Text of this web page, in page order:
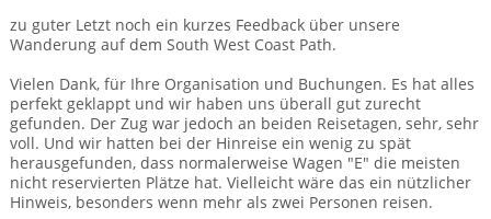
Busrundreisen
Cornwall
England
Schottland
Wales
Wandern in Wales
Individualtouren
Wandern in Cornwall (South West Coast Path)
Wandern in England
Großbritannientouren für Alleinreisende
Reisen mit Hund
Rosamunde Pilcher Reisen durch Cornwall und Südengland
Unsere Familienreisen
News
Kontakt
Feedback
FAQs
Anreise nach Großbritannien
Bezahlung Ihrer Großbritannien Reise
Checkliste
Urlaub in Großbritannien
Versicherungsschutz
zu guter Letzt noch ein kurzes Feedback über unsere
Wanderung auf dem South West Coast Path.
Vielen Dank, für Ihre Organisation und Buchungen. Es hat alles
perfekt geklappt und wir haben uns überall gut zurecht
gefunden. Der Zug war jedoch an beiden Reisetagen, sehr, sehr
voll. Und wir hatten bei der Hinreise ein wenig zu spät
herausgefunden, dass normalerweise Wagen "E" die meisten
nicht reservierten Plätze hat. Vielleicht wäre das ein nützlicher
Hinweis, besonders wenn mehr als zwei Personen reisen.